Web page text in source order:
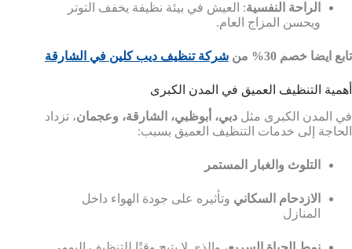
الراحة النفسية: العيش في بيئة نظيفة يخفف التوتر
ويحسن المزاج العام.
تابع ايضا خصم 30% من شركة تنظيف ديب كلين في الشارقة
أهمية التنظيف العميق في المدن الكبرى
في المدن الكبرى مثل دبي، أبوظبي، الشارقة، وعجمان، تزداد
الحاجة إلى خدمات التنظيف العميق بسبب:
التلوث والغبار المستمر
الازدحام السكاني وتأثيره على جودة الهواء داخل
المنازل